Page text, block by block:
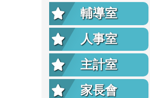
輔導室
人事室
主計室
家長會